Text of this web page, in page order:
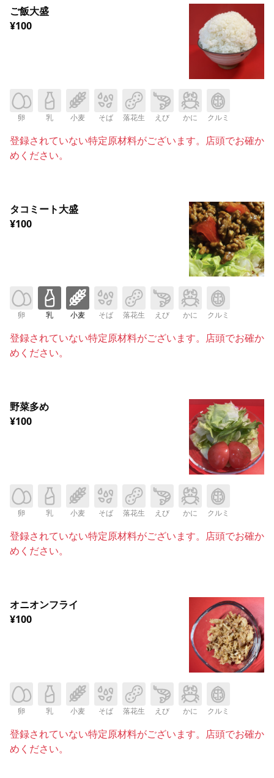
ご飯大盛
¥100
卵 乳 小麦 そば 落花生 えび かに クルミ
登録されていない特定原材料がございます。店頭でお確か
めください。
タコミート大盛
¥100
卵 乳 小麦 そば 落花生 えび かに クルミ
登録されていない特定原材料がございます。店頭でお確か
めください。
野菜多め
¥100
卵 乳 小麦 そば 落花生 えび かに クルミ
登録されていない特定原材料がございます。店頭でお確か
めください。
オニオンフライ
¥100
卵 乳 小麦 そば 落花生 えび かに クルミ
登録されていない特定原材料がございます。店頭でお確か
めください。